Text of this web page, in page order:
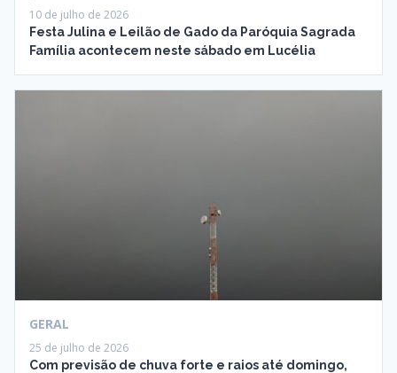
10 de julho de 2026
Festa Julina e Leilão de Gado da Paróquia Sagrada
Família acontecem neste sábado em Lucélia
GERAL
25 de julho de 2026
Com previsão de chuva forte e raios até domingo,